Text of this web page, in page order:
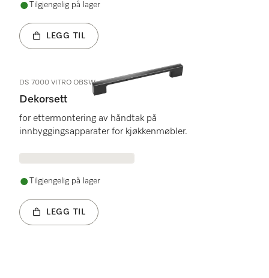
Tilgjengelig på lager
LEGG TIL
DS 7000 VITRO OBSW
Dekorsett
for ettermontering av håndtak på
innbyggingsapparater for kjøkkenmøbler.
Tilgjengelig på lager
LEGG TIL